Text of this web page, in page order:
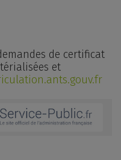
de certificat
et